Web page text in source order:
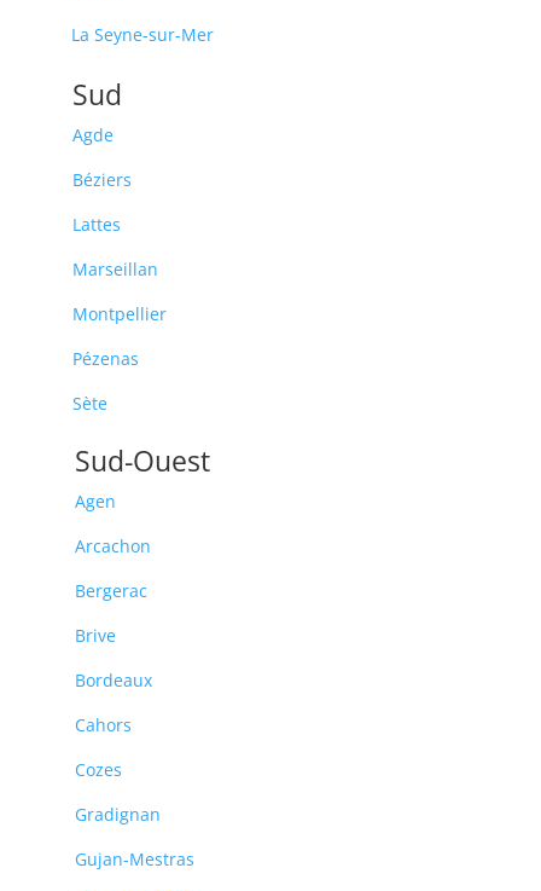
La Seyne-sur-Mer
Sud
Agde
Béziers
Lattes
Marseillan
Montpellier
Pézenas
Sète
Sud-Ouest
Agen
Arcachon
Bergerac
Brive
Bordeaux
Cahors
Cozes
Gradignan
Gujan-Mestras